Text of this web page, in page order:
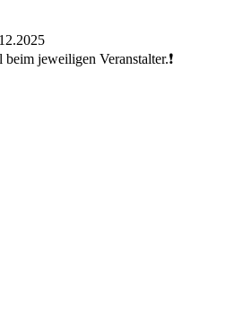
jeweiligen Veranstalter.❗